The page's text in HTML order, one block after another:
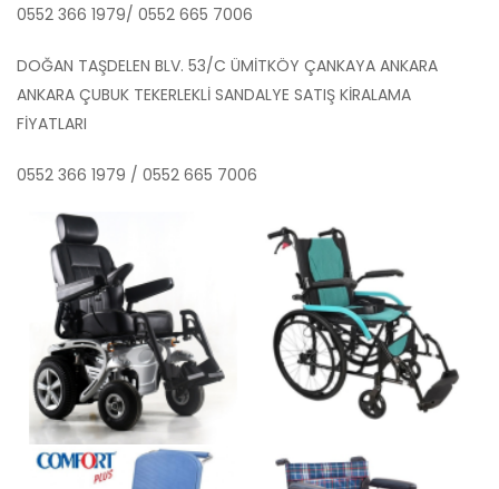
0552 366 1979/ 0552 665 7006
DOĞAN TAŞDELEN BLV. 53/C ÜMİTKÖY ÇANKAYA ANKARA
ANKARA ÇUBUK TEKERLEKLİ SANDALYE SATIŞ KİRALAMA
FİYATLARI
0552 366 1979 / 0552 665 7006